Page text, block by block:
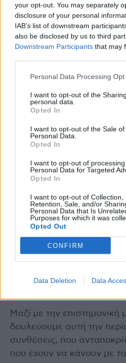
your opt-out. You may separately
disclosure of your personal
IAB’s list of downstream
also be disclosed by us to third
Downstream Participants that may
Personal Data Processing
I want to opt-out of the
personal data.
Opted In
I want to opt-out of the Sale of
Personal Data.
Opted In
I want to opt-out of
Personal Data for Targeted
Opted In
I want to opt-out of Collection,
Retention, Sale, and/or
Personal Data that Is
Purposes for which it was
Opted Out
CONFIRM
Data Deletion Data
πραγματικών αναγκών
οι ποιότητες είναι
εποχή.
ήταν η εκκίνηση χωρίς
μεγάλης εταιρίας. Αλλά
έδωσε και τη μεγαλύτερη
οραματίστηκα, με
βάση και ψυχή.
Πιστεύω ότι το ελληνικό
περισσότερο. Κάθε
δημιουργήσει κάτι δικό
για τις επόμενες.
Έχετε κάτι άλλο σε
Βεβαίως, το ταξίδι της
Μαζί με την επιστημονική
δουλεύουμε αυτή την
συνθέσεις, που
που έχουν να κάνουν με